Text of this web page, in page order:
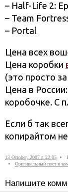
– Half-Life 2:
– Team
– Portal
Цена всех
Цена коробки
(это просто
Цена в
коробочке. С
Если б так
копирайтом
13 October, 2007 в 22:05
Оригинальный пост и
Напишите